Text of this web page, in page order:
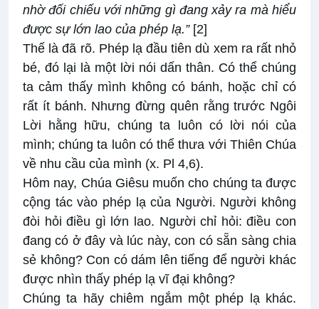
nhờ đối chiếu với những gì đang xảy ra mà hiểu
được sự lớn lao của phép lạ.” [2]
Thế là đã rõ. Phép lạ đầu tiên dù xem ra rất nhỏ
bé, đó lại là một lời nói dấn thân. Có thể chúng
ta cảm thấy mình không có bánh, hoặc chỉ có
rất ít bánh. Nhưng đừng quên rằng trước Ngôi
Lời hằng hữu, chúng ta luôn có lời nói của
mình; chúng ta luôn có thể thưa với Thiên Chúa
về nhu cầu của mình (x. Pl 4,6).
Hôm nay, Chúa Giêsu muốn cho chúng ta được
cộng tác vào phép lạ của Người. Người không
đòi hỏi điều gì lớn lao. Người chỉ hỏi: điều con
đang có ở đây và lúc này, con có sẵn sàng chia
sẻ không? Con có dám lên tiếng để người khác
được nhìn thấy phép lạ vĩ đại không?
Chúng ta hãy chiêm ngắm một phép lạ khác.